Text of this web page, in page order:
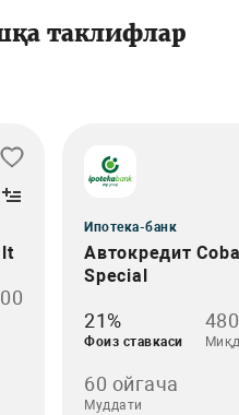
таклифлар
Ипотека-банк
Автокредит
Special
21%
Фоиз ставкаси
60 ойгача
Муддати